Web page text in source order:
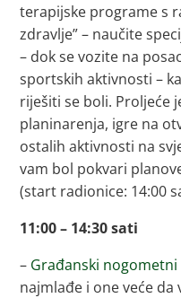
terapijske programe s
zdravlje” – naučite
– dok se vozite na
sportskih aktivnosti –
riješiti se boli. Proljeće
planinarenja, igre na
ostalih aktivnosti na
vam bol pokvari
(start radionice: 14:00
11:00 – 14:30 sati
– Građanski
najmlađe i one veće da